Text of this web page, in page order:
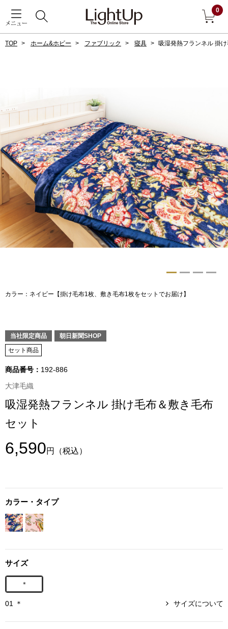
メニュー
0
ダーウェア
ン雑貨
戻る
コート
ブルゾン
その他
トップス
ポロシャツ
ベスト
デニム
ルーム･アン
TOP ホーム&ホビー ファブリック 寝具 吸湿発熱フランネル 掛
カラー：ネイビー【掛け毛布1枚、敷き毛布1枚をセットでお届け】
当社限定商品
朝日新聞SHOP
セット商品
商品番号： 192-886
大津毛織
吸湿発熱フランネル 掛け毛布＆敷き毛布
セット
6,590円 （税込）
カラー・タイプ
サイズ
＊
01 ＊ サイズについて